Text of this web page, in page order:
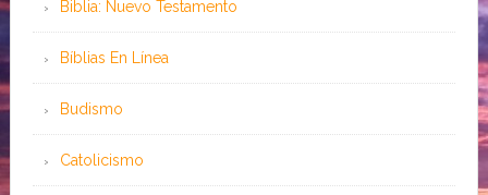
Biblia: Nuevo Testamento
Bíblias En Línea
Budismo
Catolicismo